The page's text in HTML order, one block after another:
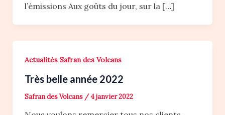
l’émissions Aux goûts du jour, sur la […]
Actualités Safran des Volcans
Très belle année 2022
Safran des Volcans /4 janvier 2022